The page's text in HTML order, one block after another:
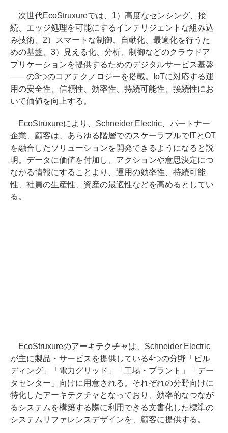
次世代EcoStruxureでは、1）高度なセンシング、接
続、エッジ処理を可能にするインテリジェントな組み込
み技術、2）スマートな制御、自動化、最適化を行うた
めの基盤、3）見える化、分析、制御などのクラウドア
プリケーションを提供するためのデジタルサービス基盤
――の3つのコアテクノロジーを搭載。IoTに対応する運
用の安全性、信頼性、効率性、持続可能性、接続性にお
いて価値を向上する。
EcoStruxureにより、Schneider Electric、パートナー
企業、顧客は、あらゆる階層でのスケーラブルでITとOT
を融合したソリューションを開発できるようになると説
明。データに価値を付加し、アクションや意思決定につ
ながる情報にすることより、運用の効率性、持続可能
性、社員の生産性、資産の最適性などを高めるとしてい
る。
EcoStruxureのアーキテクチャは、Schneider Electric
が主に製品・サービスを提供している4つの分野「ビル
ディング」「電力グリッド」「工場・プラント」「デー
タセンター」向けに用意される。それぞれの分野向けに
特化したアーキテクチャとなっており、効率的なつなが
るシステムを構築する際に利用できる文書化した標準の
システムリファレンスデザインを、顧客に提供する。